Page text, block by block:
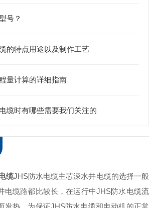
号？
的特点用途以及制作工艺
量计算的详细指南
缆时有哪些需要我们关注的
缆JHS防水电缆主芯深水井电缆的选择一般
电缆路都比较长，在运行中JHS防水电缆流
发热。为保证JHS防水电缆和电动机的正常